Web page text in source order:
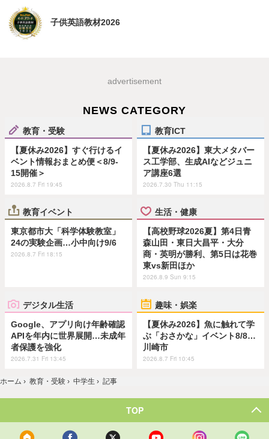
子供英語教材2026
advertisement
NEWS CATEGORY
教育・受験
【夏休み2026】すぐ行けるイ
ベント情報おまとめ便＜8/9-
15開催＞
2026.8.7 Fri 19:45
教育ICT
【夏休み2026】東大メタバー
ス工学部、生成AIなどジュニ
ア講座6選
2026.7.30 Thu 11:15
教育イベント
東京都市大「科学体験教室」
24の実験企画…小中向け9/6
2026.8.7 Fri 18:15
生活・健康
【高校野球2026夏】第4日青
森山田・東日大昌平・大分
商・英明が勝利、第5日は花巻
東vs新田ほか
2026.8.9 Sun 9:15
デジタル生活
Google、アプリ向け年齢確認
APIを年内に世界展開…未成年
者保護を強化
2026.7.31 Fri 13:45
趣味・娯楽
【夏休み2026】魚に触れて学
ぶ「おさかな」イベント8/8…
川崎市
2026.8.7 Fri 10:45
ホーム › 教育・受験 › 中学生 › 記事
TOP